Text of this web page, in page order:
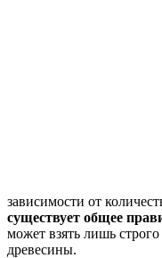
зависимости от
существует общее
может взять лишь
древесины.